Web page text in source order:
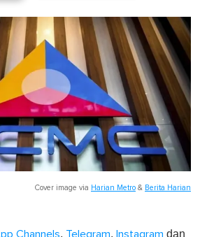
Cover image via Harian Metro & Berita Harian
Channels, Telegram, Instagram dan